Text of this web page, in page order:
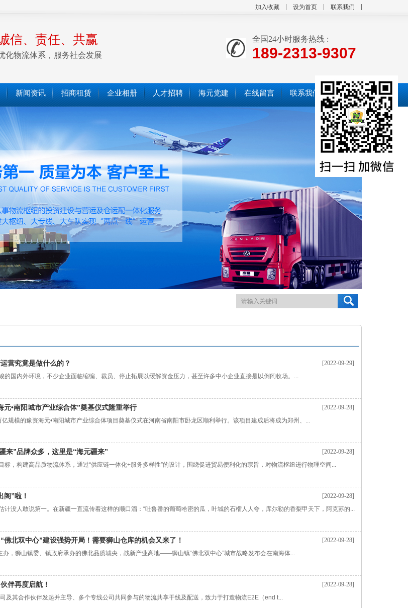
加入收藏 设为首页 联系我们
信、责任、共赢
化物流体系，服务社会发展
全国24小时服务热线 :
189-2313-9307
新闻资讯 招商租赁 企业相册 人才招聘 海元党建 在线留言 联系我们
营究竟是做什么的？
[2022-09-29]
国内外环境，不少企业面临缩编、裁员、停止拓展以缓解资金压力，甚至许多中小企业直接是以倒闭收场。...
•南阳城市产业综合体”奠基仪式隆重举行
[2022-09-28]
模的豫资海元•南阳城市产业综合体项目奠基仪式在河南省南阳市卧龙区顺利举行。该项目建成后将成为郑州、...
来”品牌众多，这里是“海元疆来”
[2022-09-28]
，构建高品质物流体系，通过“供应链一体化+服务多样性”的设计，围绕促进贸易便利化的宗旨，对物流枢纽进行物理空间...
”啦！
[2022-09-28]
没人敢说第一。在新疆一直流传着这样的顺口溜：“吐鲁番的葡萄哈密的瓜，叶城的石榴人人夸，库尔勒的香梨甲天下，阿克苏的...
北双中心”建设强势开局！需要狮山仓库的机会又来了！
[2022-09-28]
狮山镇委、镇政府承办的佛北品质城央，战新产业高地——狮山镇“佛北双中心”城市战略发布会在南海体...
伴再度启航！
[2022-09-28]
其合作伙伴发起并主导、多个专线公司共同参与的物流共享干线及配送，致力于打造物流E2E（end t...